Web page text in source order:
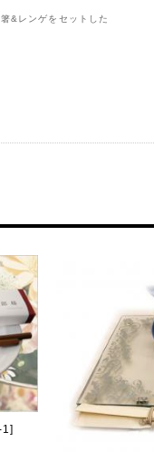
&レンゲをセットした
ーネーション、カードを添えて
1]